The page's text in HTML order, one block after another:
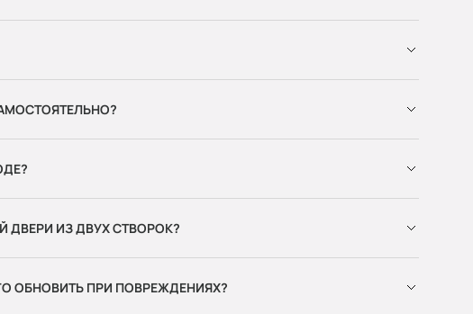
ДВЕРИ ИЗ ДВУХ СТВОРОК?
ОБНОВИТЬ ПРИ ПОВРЕЖДЕНИЯХ?